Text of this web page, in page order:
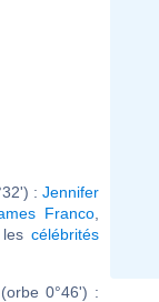
: Jennifer
Franco
lescélébrités
0°46') :